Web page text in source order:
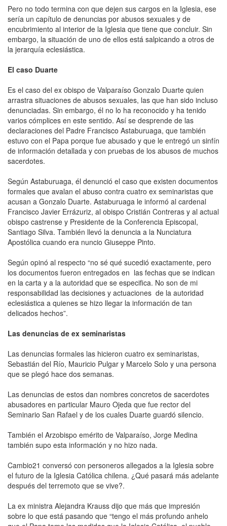
Pero no todo termina con que dejen sus cargos en la Iglesia, ese
sería un capítulo de denuncias por abusos sexuales y de
encubrimiento al interior de la Iglesia que tiene que concluir. Sin
embargo, la situación de uno de ellos está salpicando a otros de
la jerarquía eclesiástica.
El caso Duarte
Es el caso del ex obispo de Valparaíso Gonzalo Duarte quien
arrastra situaciones de abusos sexuales, las que han sido incluso
denunciadas. Sin embargo, él no lo ha reconocido y ha tenido
varios cómplices en este sentido. Así se desprende de las
declaraciones del Padre Francisco Astaburuaga, que también
estuvo con el Papa porque fue abusado y que le entregó un sinfín
de información detallada y con pruebas de los abusos de muchos
sacerdotes.
Según Astaburuaga, él denunció el caso que existen documentos
formales que avalan el abuso contra cuatro ex seminaristas que
acusan a Gonzalo Duarte. Astaburuaga le informó al cardenal
Francisco Javier Errázuriz, al obispo Cristián Contreras y al actual
obispo castrense y Presidente de la Conferencia Episcopal,
Santiago Silva. También llevó la denuncia a la Nunciatura
Apostólica cuando era nuncio Giuseppe Pinto.
Según opinó al respecto “no sé qué sucedió exactamente, pero
los documentos fueron entregados en las fechas que se indican
en la carta y a la autoridad que se especifica. No son de mi
responsabilidad las decisiones y actuaciones de la autoridad
eclesiástica a quienes se hizo llegar la información de tan
delicados hechos”.
Las denuncias de ex seminaristas
Las denuncias formales las hicieron cuatro ex seminaristas,
Sebastián del Río, Mauricio Pulgar y Marcelo Solo y una persona
que se plegó hace dos semanas.
Las denuncias de estos dan nombres concretos de sacerdotes
abusadores en particular Mauro Ojeda que fue rector del
Seminario San Rafael y de los cuales Duarte guardó silencio.
También el Arzobispo emérito de Valparaíso, Jorge Medina
también supo esta información y no hizo nada.
Cambio21 conversó con personeros allegados a la Iglesia sobre
el futuro de la Iglesia Católica chilena. ¿Qué pasará más adelante
después del terremoto que se vive?.
La ex ministra Alejandra Krauss dijo que más que impresión
sobre lo que está pasando que “tengo el más profundo anhelo